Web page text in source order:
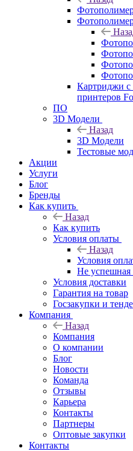
Картриджи с
принтеров
ПО
3D Модели
Назад
3D Модели
Тестовые
Акции
Услуги
Блог
Бренды
Как купить
Назад
Как купить
Условия оплаты
Назад
Условия
Не успешная
Условия доставки
Гарантия на товар
Госзакупки и
Компания
Назад
Компания
О компании
Блог
Новости
Команда
Отзывы
Карьера
Контакты
Партнеры
Оптовые закупки
Контакты